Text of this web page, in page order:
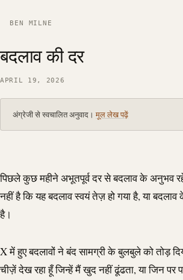
BEN MILNE
बदलाव की दर
APRIL 19, 2026
अंग्रेजी से स्वचालित अनुवाद।मूल लेख पढ़ें
पिछले कुछ महीने अभूतपूर्व दर से बदलाव के अनुभव
नहीं है कि यह बदलाव स्वयं तेज़ हो गया है, या
है।
X में हुए बदलावों ने बंद सामग्री के बुलबुले को तोड़
चीज़ें देख रहा हूँ जिन्हें मैं खुद नहीं ढूंढता, या जिन पर